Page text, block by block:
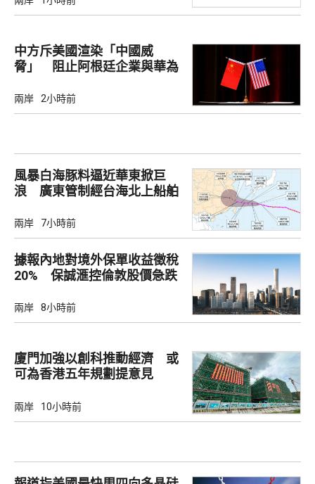
中方斥美國渲染「中國威
脅」 阻止阿根廷企業與華為
兩岸 2小時前
風暴白海豚料逼近華東掀巨
浪 廣東管制經台海北上船舶
兩岸 7小時前
據報內地對境外保單收益徵稅
20% 保誠滙控倫敦股價急跌
兩岸 8小時前
廈門加強以創科推動經濟 或
可為香港五年規劃提意見
兩岸 10小時前